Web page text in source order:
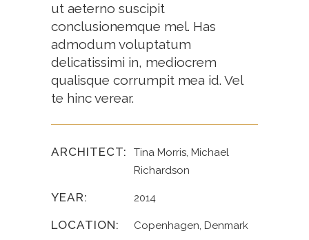
ut aeterno suscipit
conclusionemque mel. Has
admodum voluptatum
delicatissimi in, mediocrem
qualisque corrumpit mea id. Vel
te hinc verear.
ARCHITECT:
Tina Morris, Michael
Richardson
YEAR: 2014
LOCATION: Copenhagen, Denmark